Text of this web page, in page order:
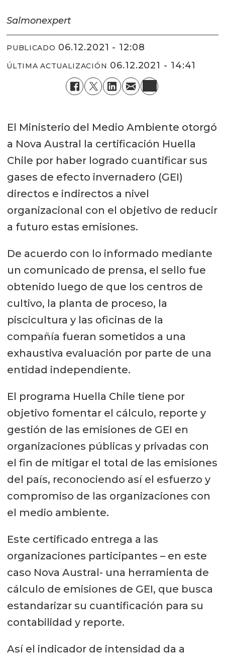
Salmonexpert
PUBLICADO 06.12.2021 - 12:08
ÚLTIMA ACTUALIZACIÓN 06.12.2021 - 14:41
El Ministerio del Medio Ambiente otorgó
a Nova Austral la certificación Huella
Chile por haber logrado cuantificar sus
gases de efecto invernadero (GEI)
directos e indirectos a nivel
organizacional con el objetivo de reducir
a futuro estas emisiones.
De acuerdo con lo informado mediante
un comunicado de prensa, el sello fue
obtenido luego de que los centros de
cultivo, la planta de proceso, la
piscicultura y las oficinas de la
compañía fueran sometidos a una
exhaustiva evaluación por parte de una
entidad independiente.
El programa Huella Chile tiene por
objetivo fomentar el cálculo, reporte y
gestión de las emisiones de GEI en
organizaciones públicas y privadas con
el fin de mitigar el total de las emisiones
del país, reconociendo así el esfuerzo y
compromiso de las organizaciones con
el medio ambiente.
Este certificado entrega a las
organizaciones participantes – en este
caso Nova Austral- una herramienta de
cálculo de emisiones de GEI, que busca
estandarizar su cuantificación para su
contabilidad y reporte.
Así el indicador de intensidad da a